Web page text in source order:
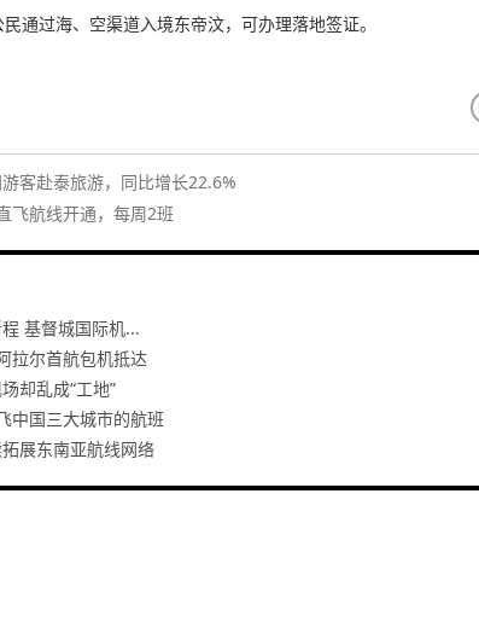
通过海、空渠道入境东帝汶，可办理落地签证。
客赴泰旅游，同比增长22.6%
飞航线开通，每周2班
基督城国际机...
拉尔首航包机抵达
却乱成“工地”
中国三大城市的航班
展东南亚航线网络